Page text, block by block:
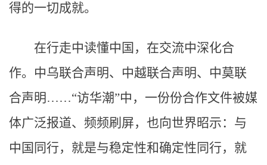
得的一切成就。
在行走中读懂中国，在交流中深化合
作。中乌联合声明、中越联合声明、中莫联
合声明……“访华潮”中，一份份合作文件被媒
体广泛报道、频频刷屏，也向世界昭示：与
中国同行，就是与稳定性和确定性同行，就